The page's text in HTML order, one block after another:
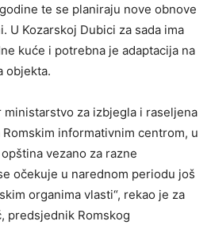
te se planiraju nove obnove
U Kozarskoj Dubici za sada ima
kuće i potrebna je adaptacija na
objekta.
ministarstvo za izbjegla i raseljena
informativnim centrom, u
vezano za razne
očekuje u narednom periodu još
organima vlasti“, rekao je za
predsjednik Romskog